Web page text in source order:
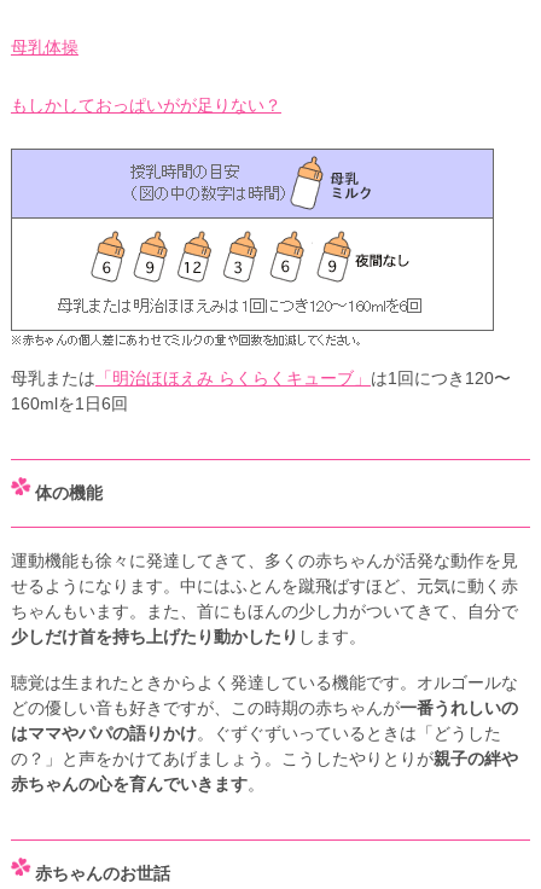
母乳体操
もしかしておっぱいがが足りない？
母乳または 「明治ほほえみ らくらくキューブ」 は1回につき120〜
160mlを1日6回
体の機能
運動機能も徐々に発達してきて、多くの赤ちゃんが活発な動作を見
せるようになります。中にはふとんを蹴飛ばすほど、元気に動く赤
ちゃんもいます。また、首にもほんの少し力がついてきて、自分で
少しだけ首を持ち上げたり動かしたり します。
聴覚は生まれたときからよく発達している機能です。オルゴールな
どの優しい音も好きですが、この時期の赤ちゃんが一番うれしいの
はママやパパの語りかけ。ぐずぐずいっているときは「どうした
の？」と声をかけてあげましょう。こうしたやりとりが親子の絆や
赤ちゃんの心を育んでいきます。
赤ちゃんのお世話